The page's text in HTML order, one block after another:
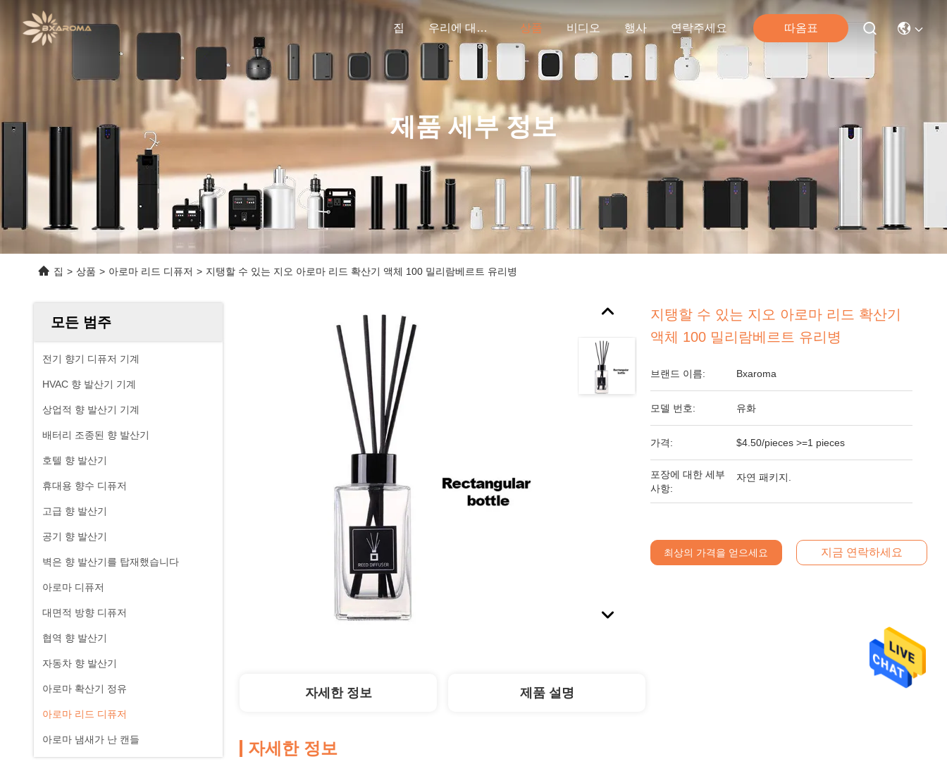
집 우리에 대하여 상품 비디오 행사 연락주세요 따옴표
제품 세부 정보
집 > 상품 > 아로마 리드 디퓨저 > 지탱할 수 있는 지오 아로마 리드 확산기 액체 100 밀리람베르트 유리병
모든 범주
전기 향기 디퓨저 기계
HVAC 향 발산기 기계
상업적 향 발산기 기계
배터리 조종된 향 발산기
호텔 향 발산기
휴대용 향수 디퓨저
고급 향 발산기
공기 향 발산기
벽은 향 발산기를 탑재했습니다
아로마 디퓨저
대면적 방향 디퓨저
협역 향 발산기
자동차 향 발산기
아로마 확산기 정유
아로마 리드 디퓨저
아로마 냄새가 난 캔들
지탱할 수 있는 지오 아로마 리드 확산기
액체 100 밀리람베르트 유리병
브랜드 이름: Bxaroma
모델 번호: 유화
가격: $4.50/pieces >=1 pieces
포장에 대한 세부
사항:
자연 패키지.
최상의 가격을 얻으세요 지금 연락하세요
자세한 정보 제품 설명
자세한 정보